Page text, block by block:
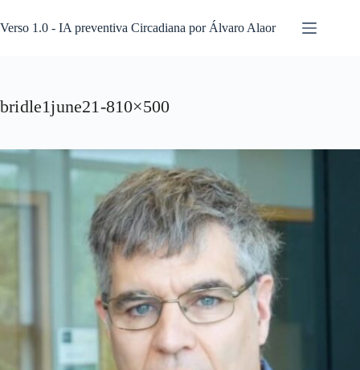
para
o
Verso 1.0 - IA preventiva Circadiana por Álvaro Alaor
bridle1june21-810×500